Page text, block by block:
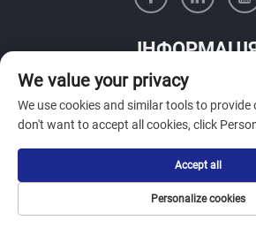
Підпишіться, щоб отримувати нашу
Надіслати
We value your privacy
We use cookies and similar tools to provide
don't want to accept all cookies, click
Personalize cookies
Accept all